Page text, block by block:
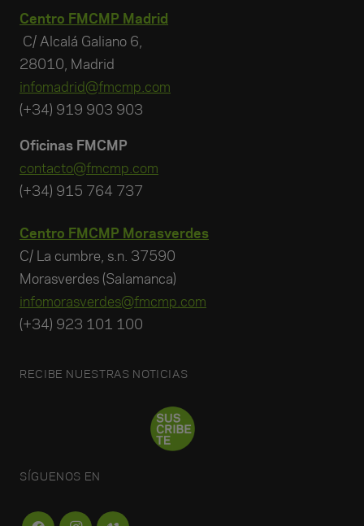
Centro FMCMP Madrid
C/ Alcalá Galiano 6,
28010, Madrid
infomadrid@fmcmp.com
(+34) 919 903 903
Oficinas FMCMP
contacto@fmcmp.com
(+34) 915 764 737
Centro FMCMP Morasverdes
C/ La cumbre, s.n. 37590
Morasverdes (Salamanca)
infomorasverdes@fmcmp.com
(+34) 923 101 100
RECIBE NUESTRAS NOTICIAS
SÍGUENOS EN